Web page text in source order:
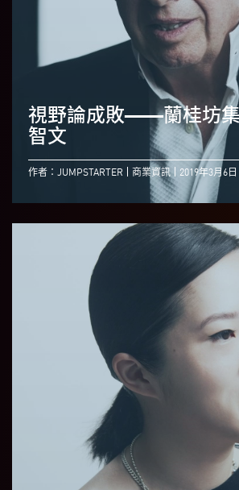
視野論成敗——蘭桂坊
智文
作者：JUMPSTARTER 商業資訊 2019年3月6日